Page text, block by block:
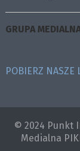
GRUPA
POBIERZ NASZE
© 2024 Punkt
Medialna